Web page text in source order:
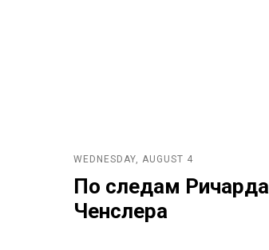
WEDNESDAY, AUGUST 4
По следам Ричарда
Ченслера